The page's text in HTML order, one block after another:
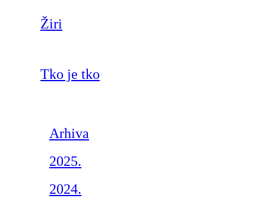
Žiri
Tko je tko
Arhiva
2025.
2024.